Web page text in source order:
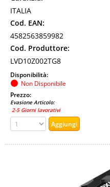
ITALIA
Cod. EAN:
4582563859982
Cod. Produttore:
LVD10Z002TG8
Disponibilità:
Non Disponibile
Prezzo:
Evasione Articolo:
2-5 Giorni lavorativi